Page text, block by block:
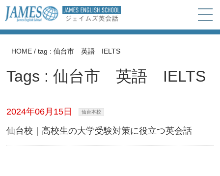
HOME /tag : 仙台市 英語 IELTS
Tags : 仙台市 英語 IELTS
2024年06月15日 仙台本校
仙台校｜高校生の大学受験対策に役立つ英会話